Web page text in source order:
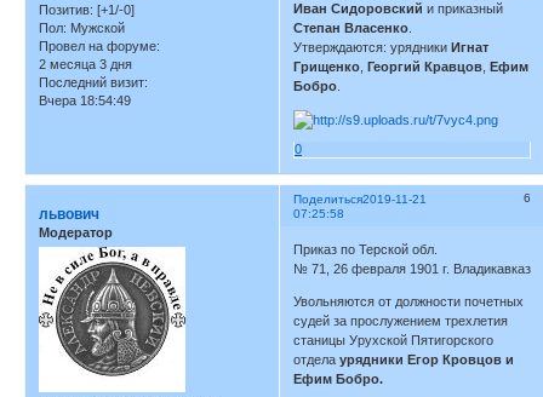
Позитив: [+1/-0]
Пол: Мужской
Провел на форуме:
2 месяца 3 дня
Последний визит:
Вчера 18:54:49
Иван Сидоровский и приказный
Степан Власенко
Утверждаются: урядникиИгнат
Грищенко ,Георгий Кравцов ,Ефим
Бобро
0
Поделиться 6
2019-11-21
07:25:58
львович
Модератор
Приказ по Терской обл.
№ 71, 26 февраля 1901 г. Владикавказ
Увольняются от должности почетных
судей за прослужением трехлетия
станицы Урухской Пятигорского
отделаурядники Егор Кровцов и
Ефим Бобро.